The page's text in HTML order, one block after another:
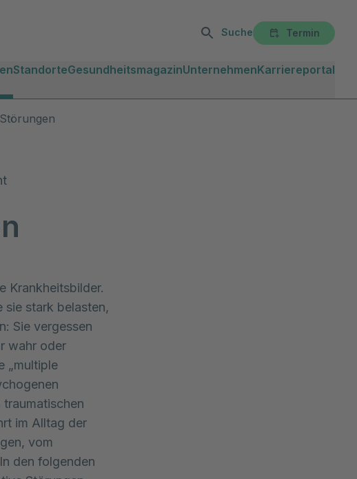
Suche Termin
StandorteGesundheitsmagazinUnternehmenKarriereportal
Krankheitsbilder.
sie stark belasten,
Sie vergessen
wahr oder
„multiple
im Alltag der
vom
den folgenden